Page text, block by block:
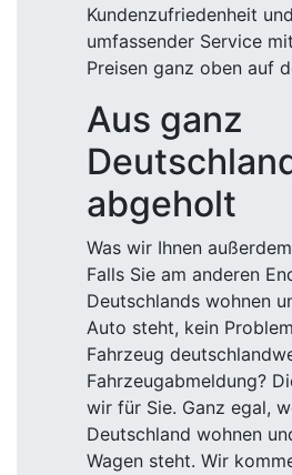
Kundenzufriedenheit
umfassender Service
Preisen ganz oben auf
Aus ganz
abgeholt
Was wir Ihnen
Falls Sie am anderen
Deutschlands wohnen
Auto steht, kein
Fahrzeug
Fahrzeugabmeldung?
wir für Sie. Ganz egal,
Deutschland wohnen
Wagen steht. Wir